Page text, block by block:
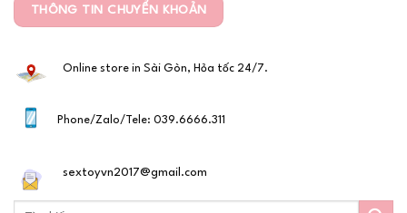
THÔNG TIN CHUYỂN KHOẢN
Online store in Sài Gòn, Hỏa tốc 24/7.
Phone/Zalo/Tele: 039.6666.311
sextoyvn2017@gmail.com